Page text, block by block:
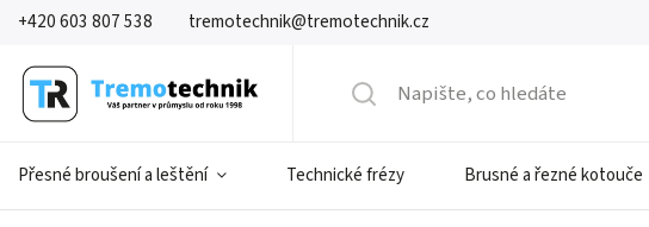
+420 603 807 538 tremotechnik@tremotechnik.cz
Přesné broušení a leštění Technické frézy Brusné a řezné kotouče